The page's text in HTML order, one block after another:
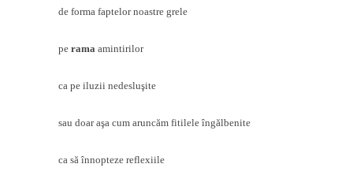
de forma faptelor noastre grele
pe rama amintirilor
ca pe iluzii nedesluşite
sau doar aşa cum aruncăm fitilele îngălbenite
ca să înnopteze reflexiile